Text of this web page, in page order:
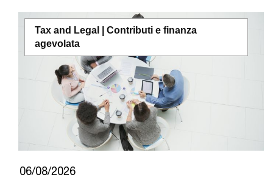
Tax and Legal | Contributi e finanza
agevolata
06/08/2026